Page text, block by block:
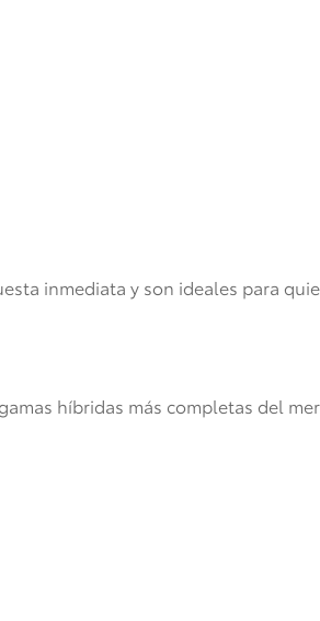
inmediata y son ideales para
híbridas más completas del